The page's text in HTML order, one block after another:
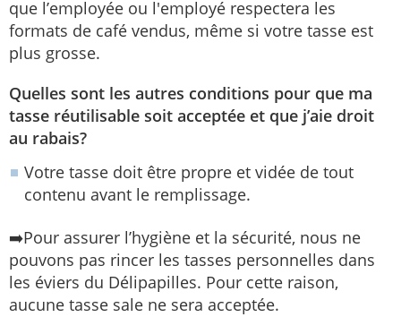
que l’employée ou l'employé respectera les
formats de café vendus, même si votre tasse est
plus grosse.
Quelles sont les autres conditions pour que ma
tasse réutilisable soit acceptée et que j’aie droit
au rabais?
Votre tasse doit être propre et vidée de tout
contenu avant le remplissage.
➡️Pour assurer l’hygiène et la sécurité, nous ne
pouvons pas rincer les tasses personnelles dans
les éviers du Délipapilles. Pour cette raison,
aucune tasse sale ne sera acceptée.